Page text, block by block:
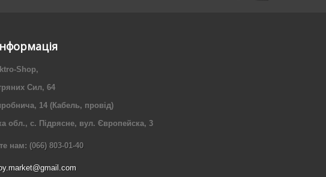
Shop,
Сил, 64
14 (Кабель, провід)
обл., с. Підрясне, вул. Європейска, 3
нам: (066) 803-01-40